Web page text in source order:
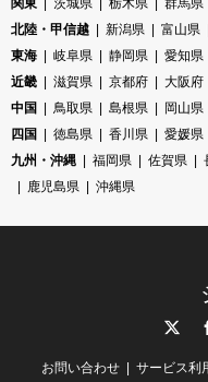
関東
茨城県 栃木県 群馬県
北陸・甲信越
新潟県 富山県
東海
岐阜県 静岡県 愛知県
近畿
滋賀県 京都府 大阪府
中国
鳥取県 島根県 岡山県
四国
徳島県 香川県 愛媛県
九州・沖縄
福岡県 佐賀県
鹿児島県
沖縄県
TikTok
お問い合わせ サービス利